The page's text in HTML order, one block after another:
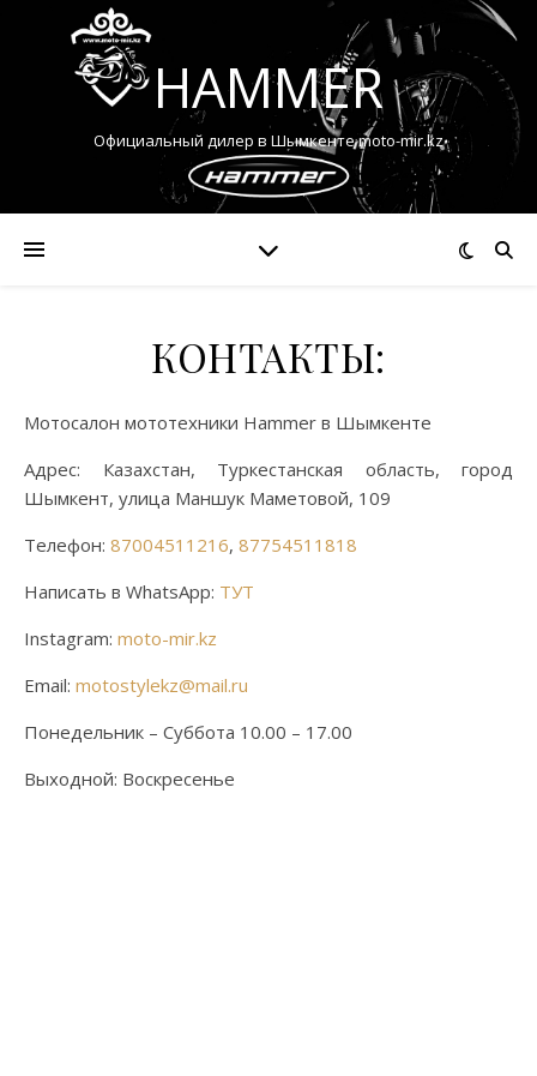
HAMMER
Официальный дилер в Шымкенте moto-mir.kz
КОНТАКТЫ:
Мотосалон мототехники Hammer в Шымкенте
Адрес: Казахстан, Туркестанская область, город
Шымкент, улица Маншук Маметовой, 109
Телефон: 87004511216, 87754511818
Написать в WhatsApp: ТУТ
Instagram: moto-mir.kz
Email: motostylekz@mail.ru
Понедельник – Суббота 10.00 – 17.00
Выходной: Воскресенье